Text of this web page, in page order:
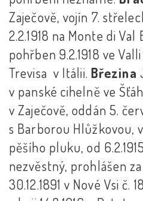
Zaječově, vojín 7.
2.2.1918 na Monte di
pohřben 9.2.1918 ve
Trevisa v Itálii. Březina
v panské cihelně ve
v Zaječově, oddán 5.
s Barborou Hlůžkovou,
pěšího pluku, od
nezvěstný, prohlášen
30.12.1891 v Nové Vsi č.